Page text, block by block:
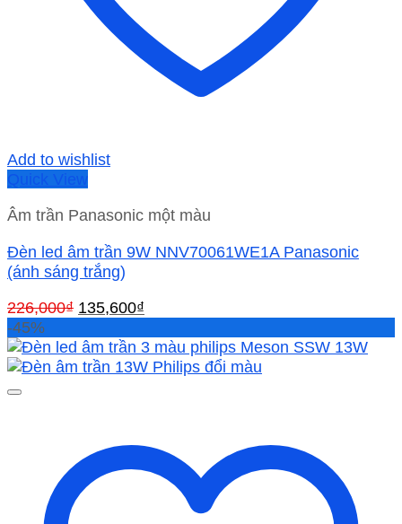
Add to wishlist
Quick View
Âm trần Panasonic một màu
Đèn led âm trần 9W NNV70061WE1A Panasonic
(ánh sáng trắng)
226,000₫ Giá
là:
226,000₫.
135,600₫
tại
là:
-45%